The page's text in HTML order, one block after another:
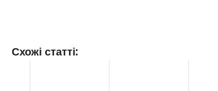
Схожі статті: